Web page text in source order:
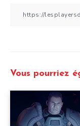
Vous pourriez